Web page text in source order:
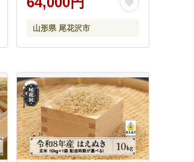
山形県 尾花沢市